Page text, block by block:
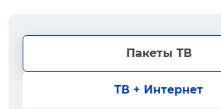
Пакеты ТВ
ТВ + Интернет